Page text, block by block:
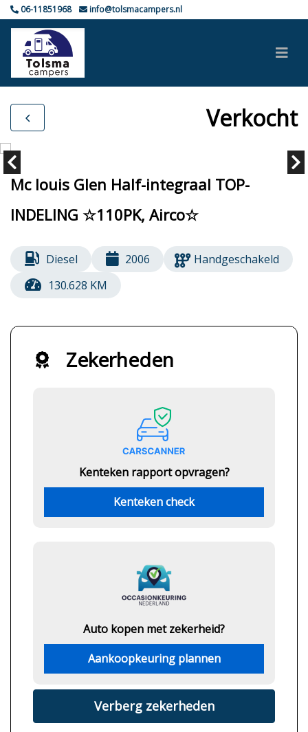
06-11851968 info@tolsmacampers.nl
Verkocht
Mc louis Glen Half-integraal TOP-
INDELING ☆110PK, Airco☆
Diesel 2006
Handgeschakeld
130.628 KM
Zekerheden
Kenteken rapport opvragen?
Kenteken check
Auto kopen met zekerheid?
Aankoopkeuring plannen
Verberg zekerheden